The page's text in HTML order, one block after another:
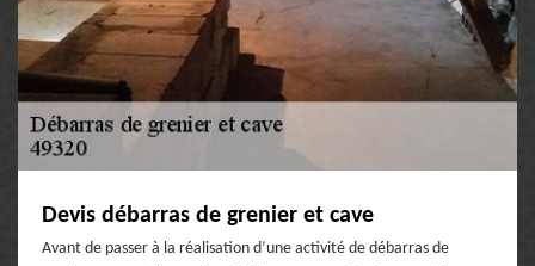
Devis débarras de grenier et cave
Avant de passer à la réalisation d’une activité de débarras de